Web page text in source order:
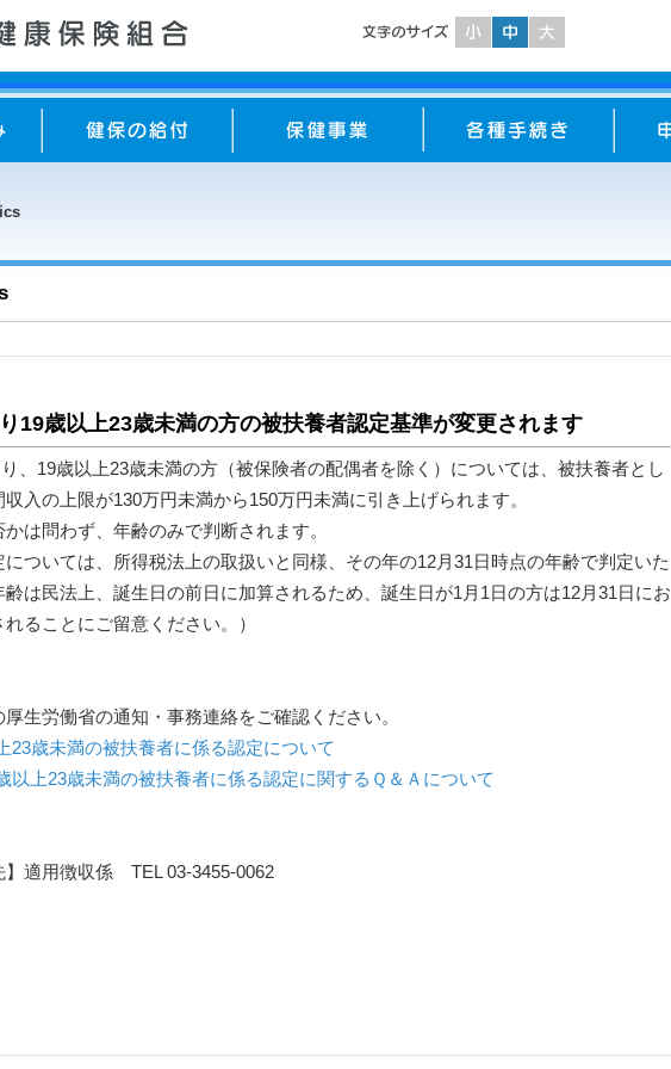
19歳以上23歳未満の方の被扶養者認定基準が変更されます
、19歳以上23歳未満の方（被保険者の配偶者を除く）については、被扶養者とし
入の上限が130万円未満から150万円未満に引き上げられます。
は問わず、年齢のみで判断されます。
ついては、所得税法上の取扱いと同様、その年の12月31日時点の年齢で判定いた
齢は民法上、誕生日の前日に加算されるため、誕生日が1月1日の方は12月31日にお
ることにご留意ください。）
生労働省の通知・事務連絡をご確認ください。
23歳未満の被扶養者に係る認定について
以上23歳未満の被扶養者に係る認定に関するＱ＆Ａについて
】適用徴収係 TEL 03-3455-0062